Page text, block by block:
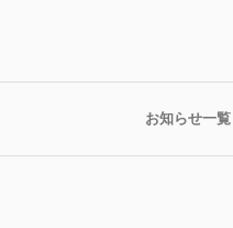
お知らせ一覧